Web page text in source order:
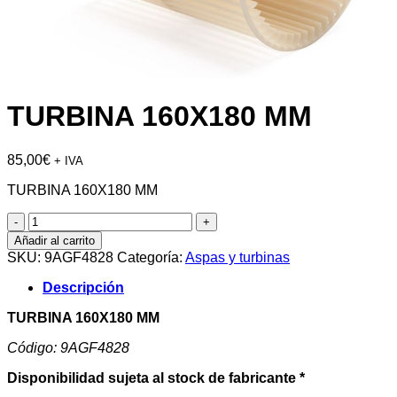
TURBINA 160X180 MM
85,00€ + IVA
TURBINA 160X180 MM
TURBINA
160X180
MM
cantidad
Añadir al carrito
SKU: 9AGF4828 Categoría: Aspas y turbinas
Descripción
TURBINA 160X180 MM
Código: 9AGF4828
Disponibilidad sujeta al stock de fabricante *